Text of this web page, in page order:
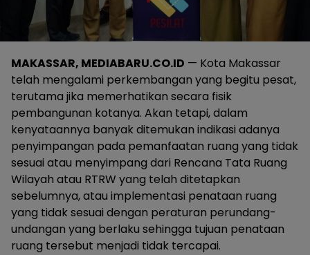
MAKASSAR, MEDIABARU.CO.ID — Kota Makassar
telah mengalami perkembangan yang begitu pesat,
terutama jika memerhatikan secara fisik
pembangunan kotanya. Akan tetapi, dalam
kenyataannya banyak ditemukan indikasi adanya
penyimpangan pada pemanfaatan ruang yang tidak
sesuai atau menyimpang dari Rencana Tata Ruang
Wilayah atau RTRW yang telah ditetapkan
sebelumnya, atau implementasi penataan ruang
yang tidak sesuai dengan peraturan perundang-
undangan yang berlaku sehingga tujuan penataan
ruang tersebut menjadi tidak tercapai.